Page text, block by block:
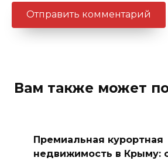
Вам также может
Премиальная курортная
недвижимость в Крыму: